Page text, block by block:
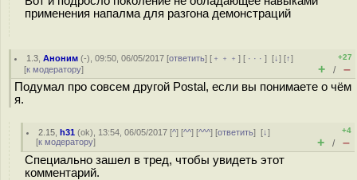
применения напалма для разгона демонстраций
1.3 ,Аноним (-), 09:50, 06/05/2017 [ответить] [ ﹢﹢﹢] [ · · ·][↓] [↑]
[к модератору]
+27
+ / –
Подумал про совсем другой Postal, если вы понимаете о чём
я.
2.15 ,h31 (ok), 13:54, 06/05/2017 [^] [^^] [^^^] [ответить][↓]
[к модератору]
+4
+ / –
Специально зашел в тред, чтобы увидеть этот
комментарий.